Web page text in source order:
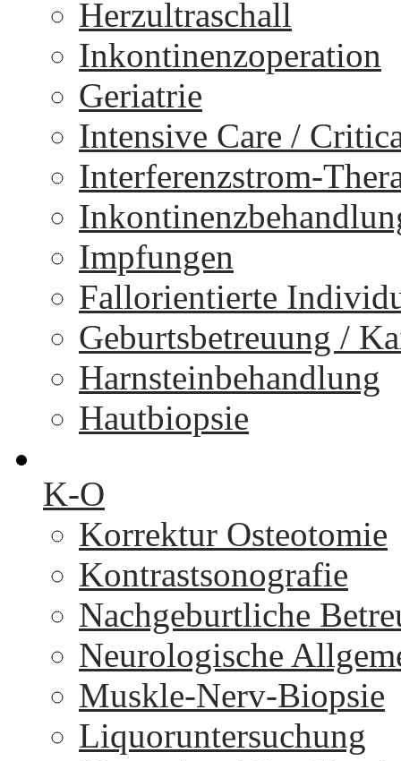
Herzultraschall
Inkontinenzoperation
Geriatrie
Intensive Care /
Interferenzstrom-
Impfungen
Fallorientierte
Geburtsbetreuung /
Harnsteinbehandlung
Hautbiopsie
K-O
Korrektur Osteotomie
Kontrastsonografie
Nachgeburtliche
Neurologische
Muskle-Nerv-Biopsie
Liquoruntersuchung